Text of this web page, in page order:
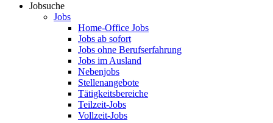
Jobsuche
Jobs
Home-Office Jobs
Jobs ab sofort
Jobs ohne Berufserfahrung
Jobs im Ausland
Nebenjobs
Stellenangebote
Tätigkeitsbereiche
Teilzeit-Jobs
Vollzeit-Jobs